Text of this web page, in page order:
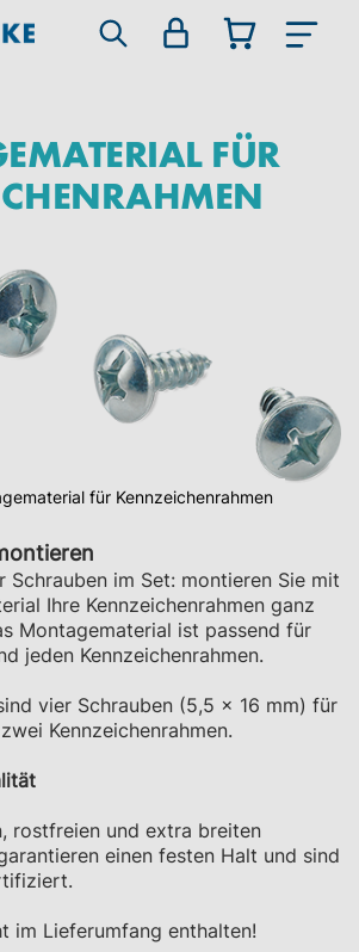
FÜR
für Kennzeichenrahmen
Schrauben im Set: montieren Sie mit
Ihre Kennzeichenrahmen ganz
Montagematerial ist passend für
jeden Kennzeichenrahmen.
vier Schrauben (5,5 x 16 mm) für
Kennzeichenrahmen.
rostfreien und extra breiten
einen festen Halt und sind
im Lieferumfang enthalten!